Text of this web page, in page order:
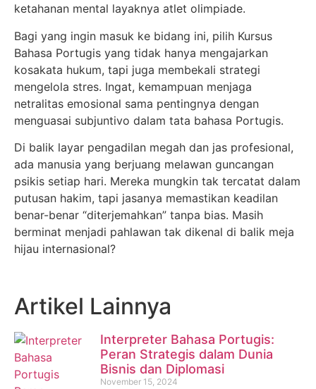
ketahanan mental layaknya atlet olimpiade.
Bagi yang ingin masuk ke bidang ini, pilih Kursus
Bahasa Portugis yang tidak hanya mengajarkan
kosakata hukum, tapi juga membekali strategi
mengelola stres. Ingat, kemampuan menjaga
netralitas emosional sama pentingnya dengan
menguasai subjuntivo dalam tata bahasa Portugis.
Di balik layar pengadilan megah dan jas profesional,
ada manusia yang berjuang melawan guncangan
psikis setiap hari. Mereka mungkin tak tercatat dalam
putusan hakim, tapi jasanya memastikan keadilan
benar-benar “diterjemahkan” tanpa bias. Masih
berminat menjadi pahlawan tak dikenal di balik meja
hijau internasional?
Artikel Lainnya
Interpreter Bahasa Portugis:
Peran Strategis dalam Dunia
Bisnis dan Diplomasi
November 15, 2024